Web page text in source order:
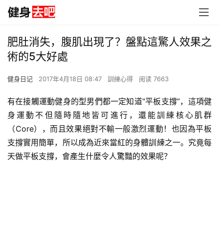
肥肚消失，腹肌出現了？盤點這驚人效果之
術的5大好處
健身日记 2017年4月18日 08:47 訓練心得 阅读 7663
有在接觸運動健身的型男們都一定知道“平板支撐”，這項健
身運動不但隨時隨地皆可進行，還能訓練核心肌群
（Core），而且效果絕對不輸一般激烈運動！也因為平板
支撐實用簡單，所以成為近來當紅的身體訓練之一。究竟每
天做平板支撐，會產生什麼令人驚豔的效果呢？